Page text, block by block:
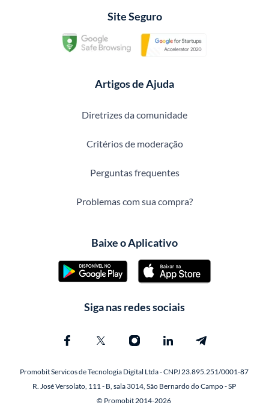
Site Seguro
Artigos de Ajuda
Diretrizes da comunidade
Critérios de moderação
Perguntas frequentes
Problemas com sua compra?
Baixe o Aplicativo
Siga nas redes sociais
Promobit Servicos de Tecnologia Digital Ltda - CNPJ 23.895.251/0001-87
R. José Versolato, 111 - B, sala 3014, São Bernardo do Campo - SP
© Promobit 2014-2026